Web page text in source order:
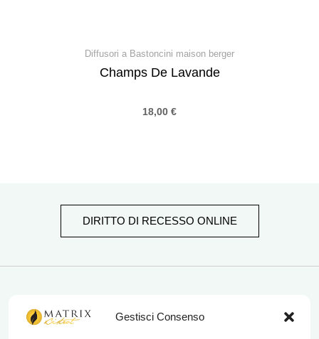
Gestisci Consenso
Diffusori a Bastoncini maison berger
Champs De Lavande
18,00 €
DIRITTO DI RECESSO ONLINE
matrix bistrot